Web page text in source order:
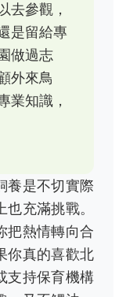
去參觀，
是留給專
做過志
外來鳥
業知識，
養是不切實際
充滿挑戰。
把熱情轉向合
你真的喜歡北
支持保育機構